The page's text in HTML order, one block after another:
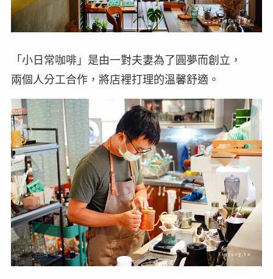
「小日常咖啡」是由一對夫妻為了圓夢而創立，
兩個人分工合作，將店裡打理的溫馨舒適。